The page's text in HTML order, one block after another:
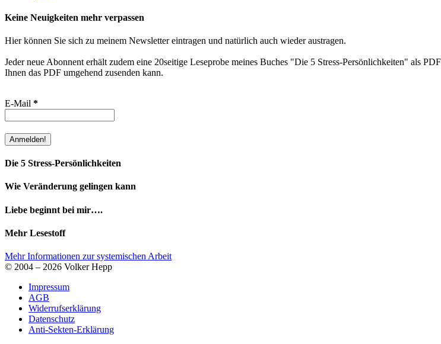
Keine Neuigkeiten mehr verpassen
Hier können Sie sich zu meinem Newsletter eintragen und natürlich auch wieder austragen.
Jeder neue Abonnent erhält zudem eine 20seitige Leseprobe meines Buches "Die 5 Stress-Persönlichkeiten" als
Ihnen das PDF umgehend zusenden kann.
E-Mail *
Die 5 Stress-Persönlichkeiten
Wie Veränderung gelingen kann
Liebe beginnt bei mir….
Mehr Lesestoff
Mehr Informationen zur systemischen Arbeit
© 2004 – 2026 Volker Hepp
Impressum
AGB
Widerrufserklärung
Datenschutz
Anti-Sekten-Erklärung